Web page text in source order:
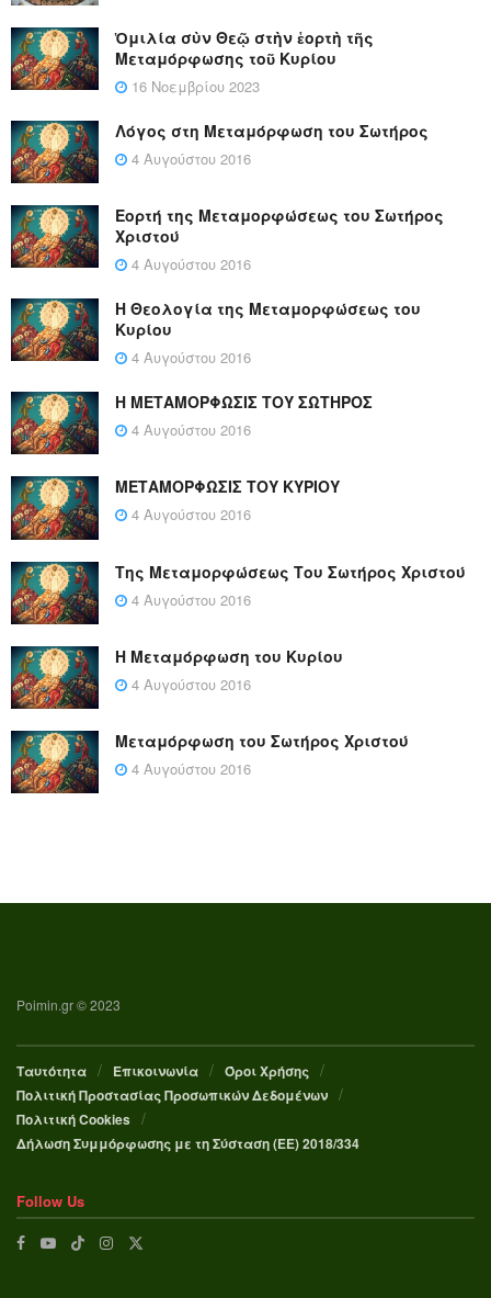
Ὁμιλία σὺν Θεῷ στὴν ἑορτὴ τῆς
Μεταμόρφωσης τοῦ Κυρίου
16 Νοεμβρίου 2023
Λόγος στη Μεταμόρφωση του Σωτήρος
4 Αυγούστου 2016
Εορτή της Μεταμορφώσεως του Σωτήρος
Χριστού
4 Αυγούστου 2016
Η Θεολογία της Μεταμορφώσεως του
Κυρίου
4 Αυγούστου 2016
Η ΜΕΤΑΜΟΡΦΩΣΙΣ ΤΟΥ ΣΩΤΗΡΟΣ
4 Αυγούστου 2016
ΜΕΤΑΜΟΡΦΩΣΙΣ ΤΟΥ ΚΥΡΙΟΥ
4 Αυγούστου 2016
Της Μεταμορφώσεως Του Σωτήρος Χριστού
4 Αυγούστου 2016
Η Μεταμόρφωση του Κυρίου
4 Αυγούστου 2016
Μεταμόρφωση του Σωτήρος Χριστού
4 Αυγούστου 2016
Poimin.gr © 2023
Ταυτότητα Επικοινωνία
Όροι Χρήσης
Πολιτική Προστασίας Προσωπικών Δεδομένων
Πολιτική Cookies
Δήλωση Συμμόρφωσης με τη Σύσταση (ΕΕ) 2018/334
Follow Us